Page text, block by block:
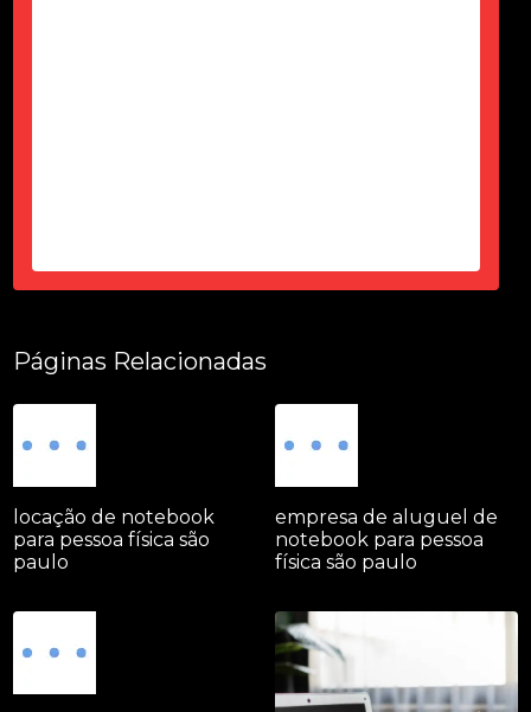
Páginas Relacionadas
locação de notebook
para pessoa física são
paulo
empresa de aluguel de
notebook para pessoa
física são paulo